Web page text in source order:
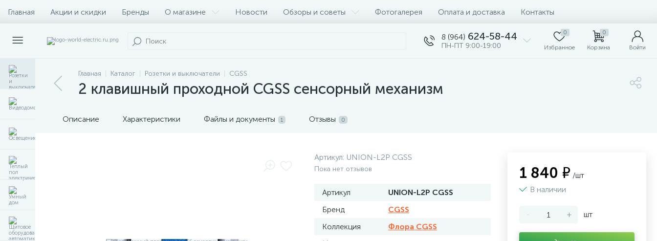
Главная Акции и скидки Бренды О магазине Новости Обзоры и советы Фотогалерея Оплата и доставка Контакты
8 (964) 624-58-44
ПН-ПТ 9:00-19:00
0
Избранное
0
Корзина Войти
Главная Каталог Розетки и выключатели CGSS
2 клавишный проходной CGSS сенсорный механизм
Описание Характеристики Файлы и документы 1 Отзывы 0
Артикул: UNION-L2Р CGSS
Пока нет отзывов
Артикул
UNION-L2Р CGSS
Бренд
CGSS
Коллекция
Флора CGSS
1 840 ₽ /шт
В наличии
- + шт